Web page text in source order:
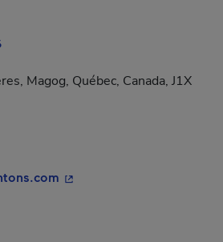
Magog, Québec, Canada, J1X
- Cet hyperlien s'ouvrira